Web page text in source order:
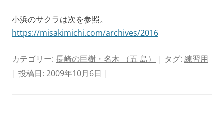
小浜のサクラは次を参照。
https://misakimichi.com/archives/2016
カテゴリー: 長崎の巨樹・名木 （五 島） | タグ: 練習用
| 投稿日: 2009年10月6日 |